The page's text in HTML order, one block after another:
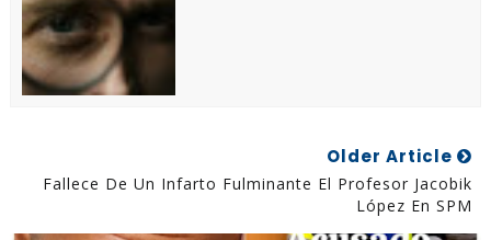
Older Article
Fallece De Un Infarto Fulminante El Profesor Jacobik
López En SPM